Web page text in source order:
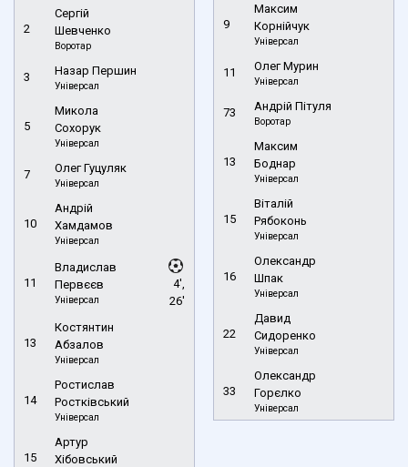
2
Сергій
Шевченко
Воротар
3 Назар Першин
Універсал
5
Микола
Сохорук
Універсал
7 Олег Гуцуляк
Універсал
10
Андрій
Хамдамов
Універсал
11
Владислав
Первєєв
Універсал
4',
26'
13
Костянтин
Абзалов
Універсал
14
Ростислав
Ростківський
Універсал
15
Артур
Хібовський
9
Максим
Корнійчук
Універсал
11 Олег Мурин
Універсал
73 Андрій Пітуля
Воротар
13
Максим
Боднар
Універсал
15
Віталій
Рябоконь
Універсал
16
Олександр
Шпак
Універсал
22
Давид
Сидоренко
Універсал
33
Олександр
Горєлко
Універсал